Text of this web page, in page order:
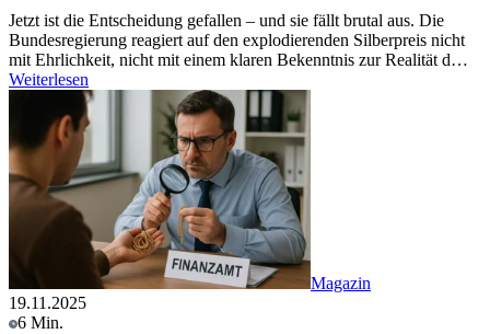
Jetzt ist die Entscheidung gefallen – und sie fällt brutal aus. Die
Bundesregierung reagiert auf den explodierenden Silberpreis nicht
mit Ehrlichkeit, nicht mit einem klaren Bekenntnis zur Realität d…
Weiterlesen
Magazin
19.11.2025
6 Min.